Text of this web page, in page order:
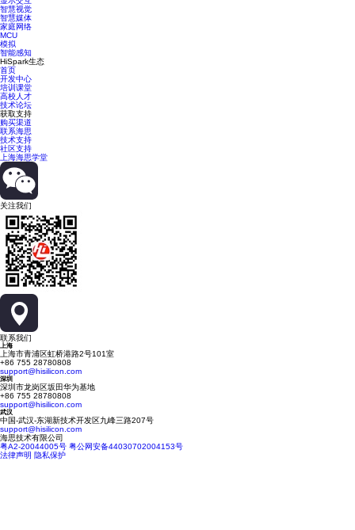
智慧视觉
智慧媒体
家庭网络
MCU
模拟
智能感知
HiSpark生态
首页
开发中心
培训课堂
高校人才
技术论坛
获取支持
购买渠道
联系海思
技术支持
社区支持
上海海思学堂
关注我们
联系我们
上海
上海市青浦区虹桥港路2号101室
+86 755 28780808
support@hisilicon.com
深圳
深圳市龙岗区坂田华为基地
+86 755 28780808
support@hisilicon.com
武汉
中国-武汉-东湖新技术开发区九峰三路207号
support@hisilicon.com
海思技术有限公司
粤A2-20044005号 粤公网安备44030702004153号
法律声明 隐私保护